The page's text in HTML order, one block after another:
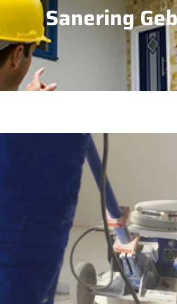
Sanering